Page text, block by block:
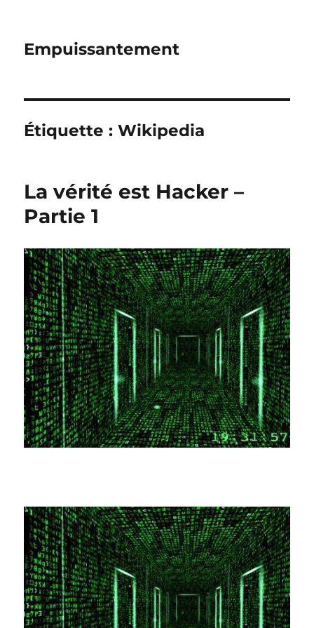
Empuissantement
Étiquette :Wikipedia
La vérité est Hacker –
Partie 1